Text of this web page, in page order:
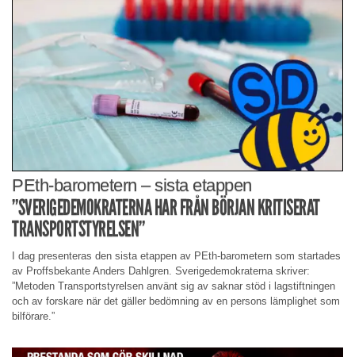
PEth-barometern – sista etappen
”SVERIGEDEMOKRATERNA HAR FRÅN BÖRJAN KRITISERAT
TRANSPORTSTYRELSEN”
I dag presenteras den sista etappen av PEth-barometern som startades
av Proffsbekante Anders Dahlgren. Sverigedemokraterna skriver:
”Metoden Transportstyrelsen använt sig av saknar stöd i lagstiftningen
och av forskare när det gäller bedömning av en persons lämplighet som
bilförare.”